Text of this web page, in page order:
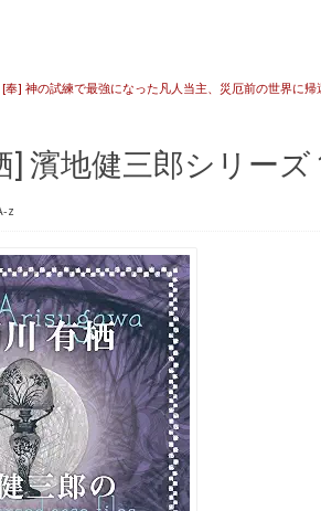
[奉] 神の試練で最強になった凡人当主、災厄前の世界に帰
] 濱地健三郎シリーズ
z